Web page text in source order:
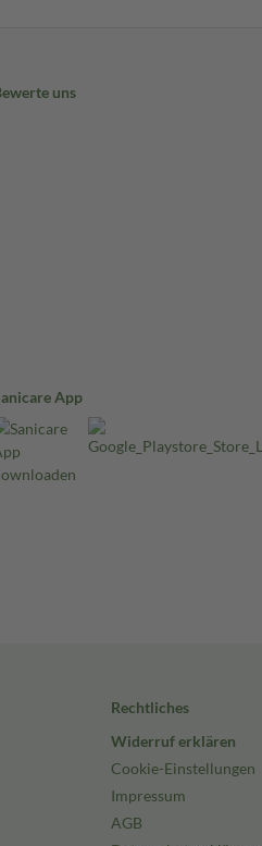
uns
App
Rechtliches
Widerruf erklären
Cookie-Einstellungen
Impressum
AGB